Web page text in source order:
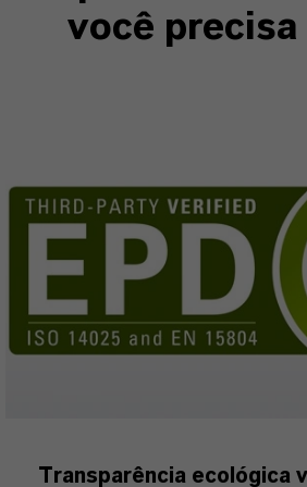
você precisa
Transparência ecológica